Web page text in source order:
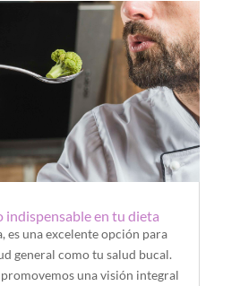
indispensable en tu dieta
es una excelente opción para
general como tu salud bucal.
una visión integral